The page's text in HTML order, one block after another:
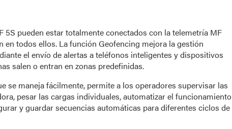
5S pueden estar totalmente conectados con la telemetría MF
en todos ellos. La función Geofencing mejora la gestión
el envío de alertas a teléfonos inteligentes y dispositivos
salen o entran en zonas predefinidas.
se maneja fácilmente, permite a los operadores supervisar las
pesar las cargas individuales, automatizar el funcionamiento
y guardar secuencias automáticas para diferentes ciclos de